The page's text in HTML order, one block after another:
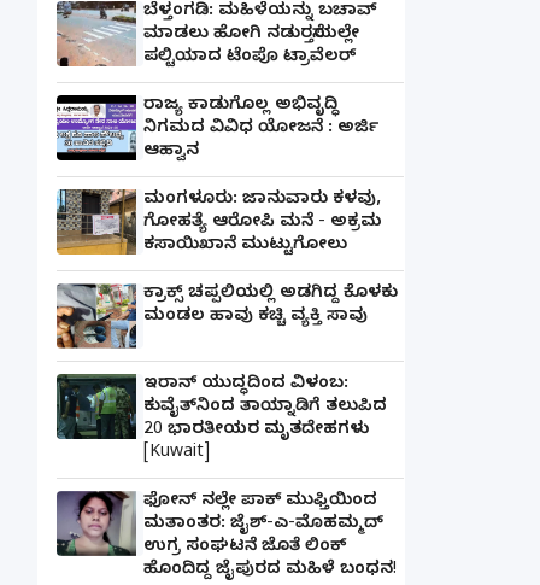
ಬೆಳ್ತಂಗಡಿ: ಮಹಿಳೆಯನ್ನು ಬಚಾವ್
ಮಾಡಲು ಹೋಗಿ ನಡುರಸ್ತೆಯಲ್ಲೇ
ಪಲ್ಟಿಯಾದ ಟೆಂಪೊ ಟ್ರಾವೆಲರ್
ರಾಜ್ಯ ಕಾಡುಗೊಲ್ಲ ಅಭಿವೃದ್ಧಿ
ನಿಗಮದ ವಿವಿಧ ಯೋಜನೆ : ಅರ್ಜಿ
ಆಹ್ವಾನ
ಮಂಗಳೂರು: ಜಾನುವಾರು ಕಳವು,
ಗೋಹತ್ಯೆ ಆರೋಪಿ ಮನೆ - ಅಕ್ರಮ
ಕಸಾಯಿಖಾನೆ ಮುಟ್ಟುಗೋಲು
ಕ್ರಾಕ್ಸ್ ಚಪ್ಪಲಿಯಲ್ಲಿ ಅಡಗಿದ್ದ ಕೊಳಕು
ಮಂಡಲ ಹಾವು ಕಚ್ಚಿ ವ್ಯಕ್ತಿ ಸಾವು
ಇರಾನ್ ಯುದ್ಧದಿಂದ ವಿಳಂಬ:
ಕುವೈತ್‌ನಿಂದ ತಾಯ್ನಾಡಿಗೆ ತಲುಪಿದ
20 ಭಾರತೀಯರ ಮೃತದೇಹಗಳು
[Kuwait]
ಫೋನ್ ನಲ್ಲೇ ಪಾಕ್ ಮುಫ್ತಿಯಿಂದ
ಮತಾಂತರ: ಜೈಶ್-ಎ-ಮೊಹಮ್ಮದ್
ಉಗ್ರ ಸಂಘಟನೆ ಜೊತೆ ಲಿಂಕ್
ಹೊಂದಿದ್ದ ಜೈಪುರದ ಮಹಿಳೆ ಬಂಧನ!